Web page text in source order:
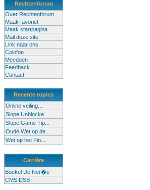
Rechtenforum
Over Rechtenforum
Maak favoriet
Maak startpagina
Mail deze site
Link naar ons
Colofon
Meedoen
Feedback
Contact
Recente topics
Online veiling...
Slope Unblocke...
Slope Game Tip...
Oude Wet op de...
Wet op het Fin...
Carrière
Boekel De Ner�e
CMS DSB